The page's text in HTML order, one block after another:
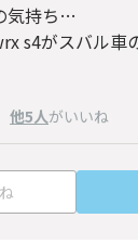
気持ち…
s4がスバル車
他5人がいいね